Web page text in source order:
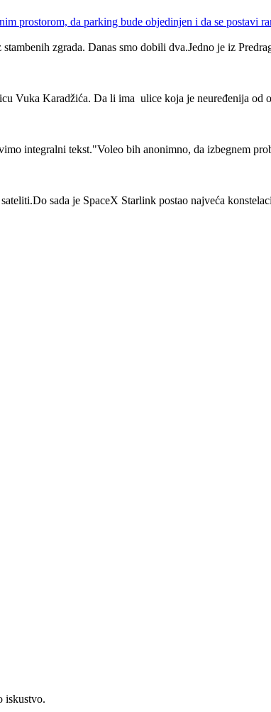
prostorom, da parking bude objedinjen i da se postavi
zgrada. Danas smo dobili dva.Jedno je iz
Vuka Karadžića. Da li ima ulice koja je neuređenija od
integralni tekst."Voleo bih anonimno, da izbegnem
sada je SpaceX Starlink postao najveća
iskustvo.